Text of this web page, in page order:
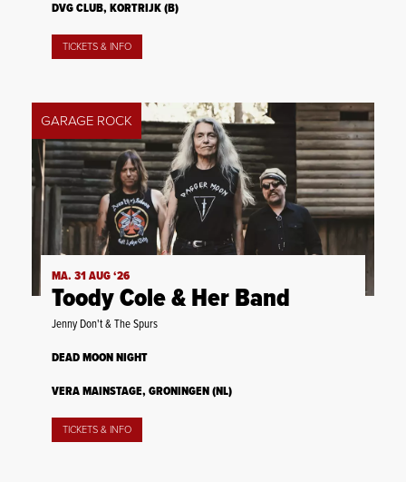
DVG CLUB, KORTRIJK (B)
TICKETS & INFO
GARAGE ROCK
MA. 31 AUG ‘26
Toody Cole & Her Band
Jenny Don't & The Spurs
DEAD MOON NIGHT
VERA MAINSTAGE, GRONINGEN (NL)
TICKETS & INFO